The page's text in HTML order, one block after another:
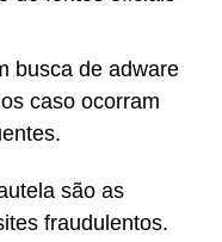
busca de adware
caso ocorram
são as
fraudulentos.